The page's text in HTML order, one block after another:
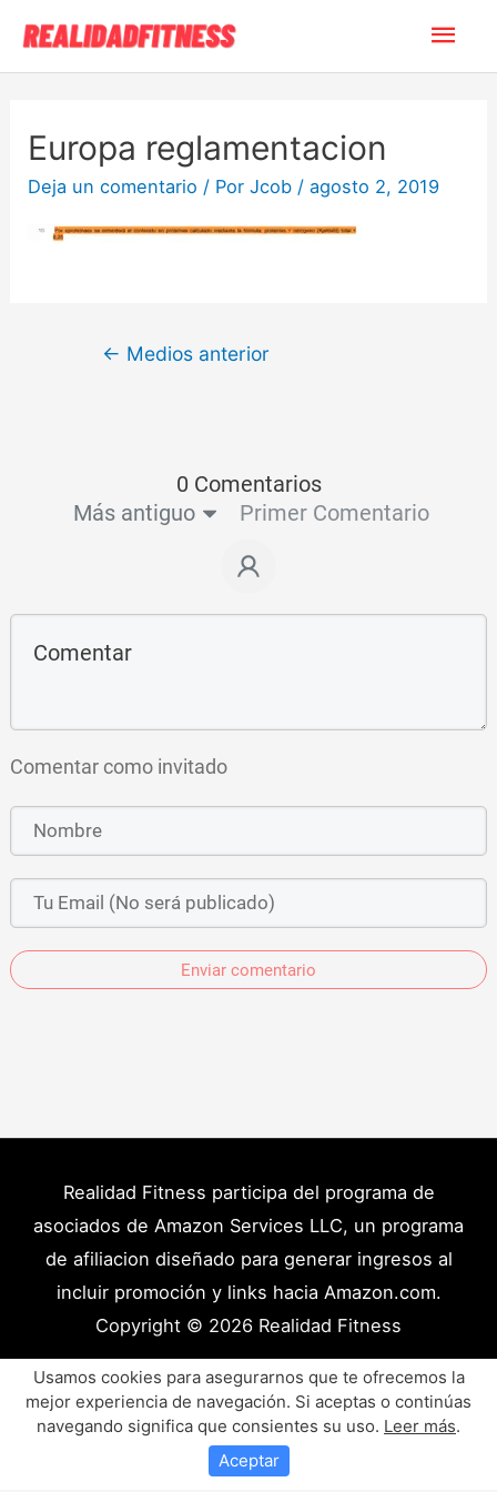
Europa reglamentacion
Deja un comentario / PorJcob /agosto 2, 2019
← Medios anterior
0 Comentarios
Más antiguo
Primer Comentario
Comentar como invitado
Enviar comentario
Realidad Fitness participa del programa de
asociados de Amazon Services LLC, un programa
de afiliacion diseñado para generar ingresos al
incluir promoción y links hacia Amazon.com.
Copyright © 2026 Realidad Fitness
Políticas de Privacidad – Términos y Condiciones
Disclaimer Médico
Contacto
Artículos
Productos y Recursos Recomendados
Usamos cookies para asegurarnos que te ofrecemos la
mejor experiencia de navegación. Si aceptas o continúas
navegando significa que consientes su uso. Leer más.
Aceptar